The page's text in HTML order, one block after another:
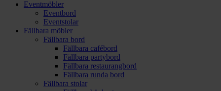
Eventmöbler
Eventbord
Eventstolar
Fällbara möbler
Fällbara bord
Fällbara cafébord
Fällbara partybord
Fällbara restaurangbord
Fällbara runda bord
Fällbara stolar